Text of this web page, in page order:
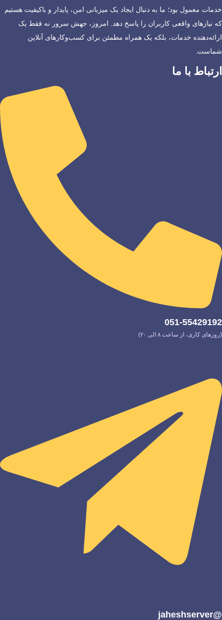
خدمات معمول بود؛ ما به دنبال ایجاد یک میزبانی امن، پایدار و باکیفیت هستیم
که نیازهای واقعی کاربران را پاسخ دهد. امروز، جهش سرور نه فقط یک
ارائه‌دهنده خدمات، بلکه یک همراه مطمئن برای کسب‌وکارهای آنلاین
شماست.
ارتباط با ما
051-55429192
(روزهای کاری، از ساعت ۸ الی ۲۰)
@jaheshserver